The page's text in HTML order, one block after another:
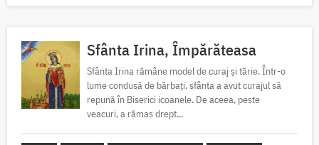
Sfânta Irina, Împărăteasa
Sfânta Irina rămâne model de curaj și tărie. Într-o
lume condusă de bărbați, sfânta a avut curajul să
repună în Biserici icoanele. De aceea, peste
veacuri, a rămas drept...